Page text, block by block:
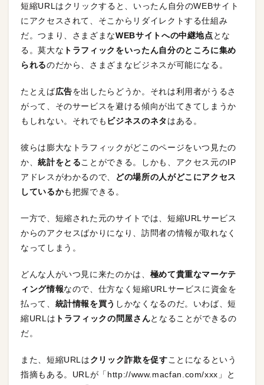
短縮URLはクリックすると、いったん自分のWEBサイト
にアクセスされて、そこからリダイレクトする仕組み
だ。つまり、さまざまなWEBサイトへの中継地点とな
る。莫大な トラフィックをいったん自分のところに集め
られるのだから、さまざまなビジネスが可能になる。
たとえば広告を出したらどうか。それは利用者がうるさ
がって、そのサービスを避ける傾向が出てきてしまうか
もしれない。それでも ビジネスのネタ はある。
彼らは膨大なトラフィックがどこのページをいつ見たの
か、統計をとることができる。しかも、アクセス元のIP
アドレスがわかるので、
どの場所の人がどこにアクセス
しているかも把握できる。
一方で、短縮された元のサイトでは、短縮URLサービス
からのアクセスばかりになり、訪問者の情報が取れなく
なってしまう。
どんな人がいつ見に来たのかは、 極めて貴重なマーケテ
ィング情報なので、仕方なく短縮URLサービスに資金を
払って、 統計情報を買う しかなくなるのだ。いわば、短
縮URLは トラフィックの問屋さんとなることができるの
だ。
また、短縮URLはクリック詐欺を促すことになるという
指摘もある。URLが「http://www.macfan.com/xxx」と